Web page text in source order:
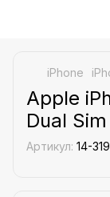
iPhone
Apple
Dual
Артикул: 14-319